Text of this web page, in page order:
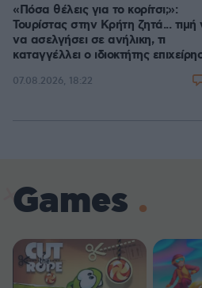
«Πόσα θέλεις για το κορίτσι;»:
Τουρίστας στην Κρήτη ζητά... τιμή
να ασελγήσει σε ανήλικη, τι
καταγγέλλει ο ιδιοκτήτης
07.08.2026, 18:22
Games